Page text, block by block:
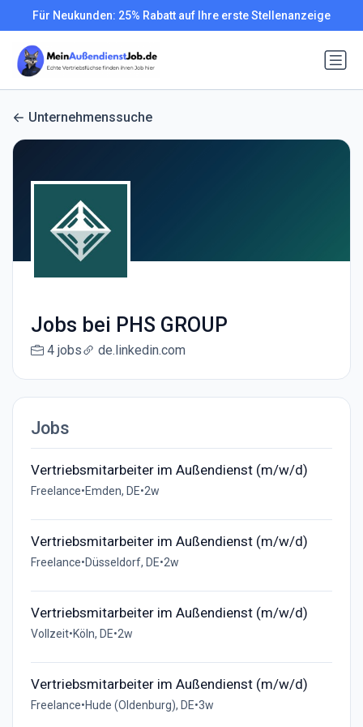
Für Neukunden: 25% Rabatt auf Ihre erste Stellenanzeige
Unternehmenssuche
Jobs bei PHS GROUP
4 jobs de.linkedin.com
Jobs
Vertriebsmitarbeiter im Außendienst (m/w/d)
Freelance•Emden, DE•2w
Vertriebsmitarbeiter im Außendienst (m/w/d)
Freelance•Düsseldorf, DE•2w
Vertriebsmitarbeiter im Außendienst (m/w/d)
Vollzeit•Köln, DE•2w
Vertriebsmitarbeiter im Außendienst (m/w/d)
Freelance•Hude (Oldenburg), DE•3w